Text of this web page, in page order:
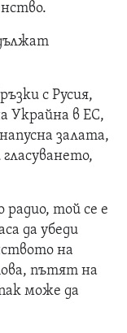
с Русия,
Украйна в ЕС,
залата,
радио, той се е
да убеди
на
пътят на
може да